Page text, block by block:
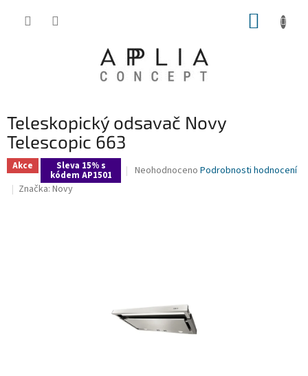
Teleskopický odsavač Novy
Telescopic 663
Akce Sleva 15% s
kódem AP1501
Průměrné
Neohodnoceno Podrobnosti hodnocení
Značka: Novy